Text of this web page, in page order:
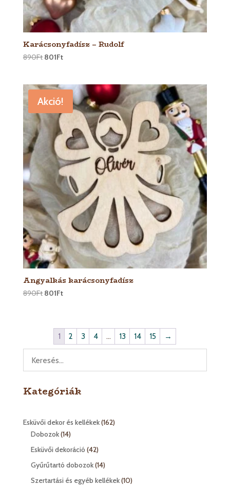
Karácsonyfadísz – Rudolf
890Ft 801Ft
Akció!
Angyalkás karácsonyfadísz
890Ft 801Ft
1 2 3 4 … 13 14 15 →
Kategóriák
Esküvői dekor és kellékek 162162
Dobozok 1414
termék
Esküvői dekoráció 4242
termék
Gyűrűtartó dobozok 1414
termék
Szertartási és egyéb kellékek 1010